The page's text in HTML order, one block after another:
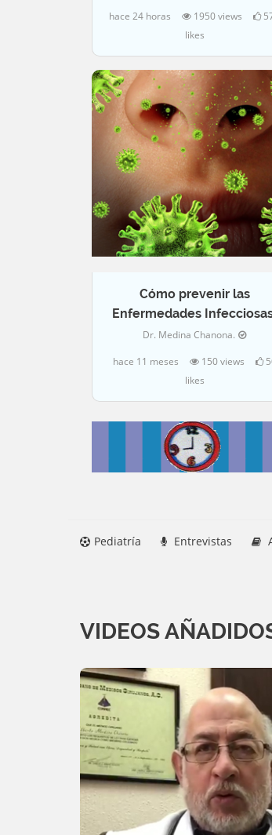
hace 24 horas
1950 views
likes
Cómo prevenir las
Enfermedades
Dr. Medina Chanona.
hace 11 meses
150 views
likes
Pediatría Entrevistas
VIDEOS